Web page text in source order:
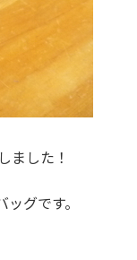
ました！
グです。